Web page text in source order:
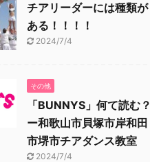
チアリーダーには種類が
ある！！！！
2024/7/4
その他
「BUNNYS」何て読む？
ー和歌山市貝塚市岸和田
市堺市チアダンス教室
2024/7/4